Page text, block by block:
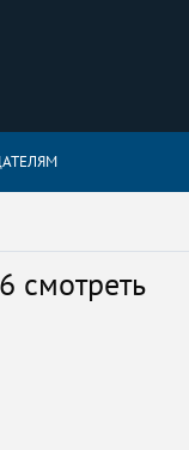
смотреть